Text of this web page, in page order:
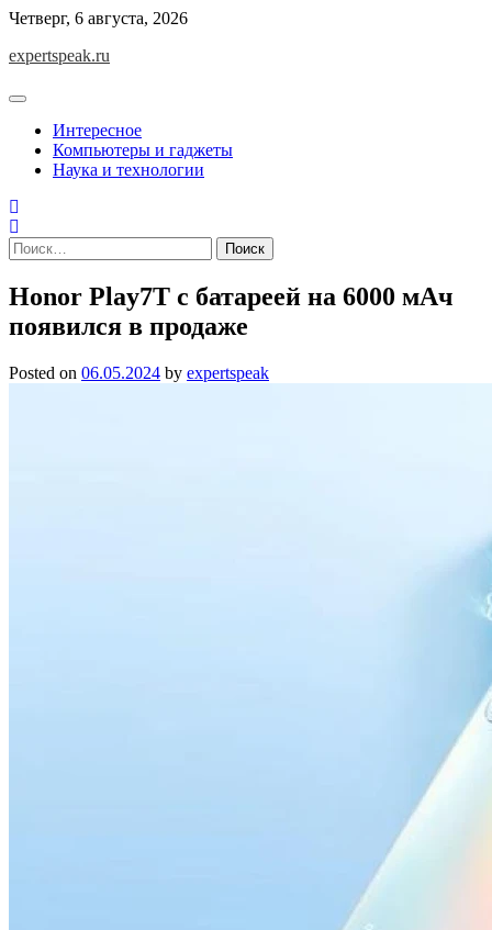
Skip
content
Четверг, 6 августа, 2026
expertspeak.ru
Интересное
Компьютеры и гаджеты
Наука и технологии
Найти:
Honor Play7T с батареей на 6000 мАч
появился в продаже
Posted on 06.05.2024 by expertspeak